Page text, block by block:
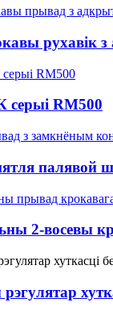
рухавік
серыі RM500
палявой
2-восевы